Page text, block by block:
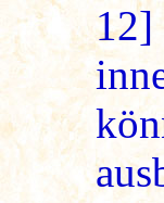
12]